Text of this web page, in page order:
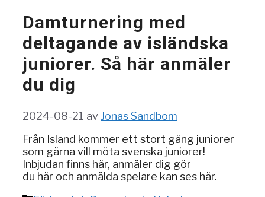
Damturnering med
deltagande av isländska
juniorer. Så här anmäler
du dig
2024-08-21 avJonas Sandbom
Från Island kommer ett stort gäng juniorer
som gärna vill möta svenska juniorer!
Inbjudan finns här, anmäler dig gör
du här och anmälda spelare kan ses här.